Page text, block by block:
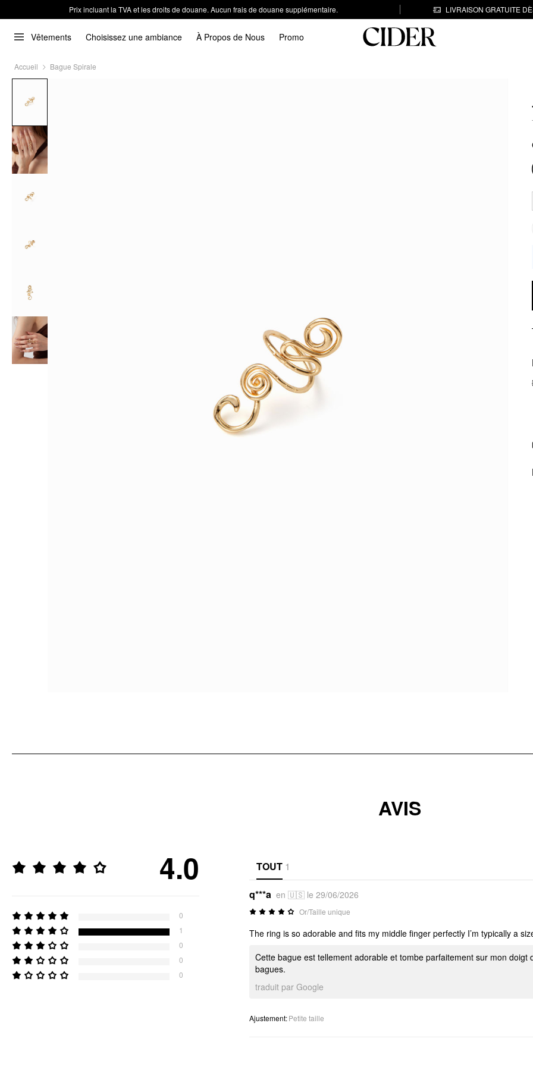
Prix incluant la TVA et les droits de douane. Aucun frais de douane supplémentaire. LIVRAISON GRATUITE
Vêtements Choisissez une ambiance À Propos de Nous Promo
Accueil Bague Spirale
AVIS
4.0
0
1
0
0
0
TOUT 1
q***a en 🇺🇸 le 29/06/2026
Or/Taille unique
The ring is so adorable and fits my middle finger perfectly I’m typically a
Cette bague est tellement adorable et tombe parfaitement sur mon
bagues.
traduit par Google
Ajustement:Petite taille